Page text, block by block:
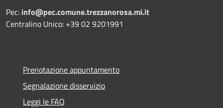
Pec: info@pec.comune.trezzanorosa.mi.it
Centralino Unico: +39 02 9201991
Prenotazione appuntamento
Segnalazione disservizio
Leggi le FAQ